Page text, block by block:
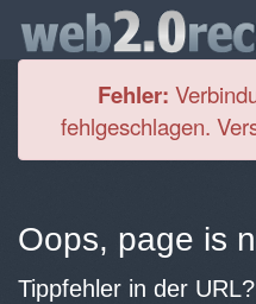
Fehler:
fehlgeschlagen.
Oops, page is
Tippfehler in der